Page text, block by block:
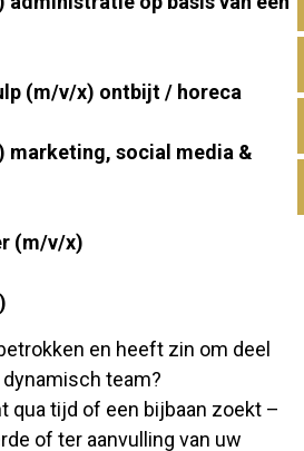
(m/v/x) ontbijt / horeca
marketing, social media &
(m/v/x)
en heeft zin om deel
team?
qua tijd of een bijbaan zoekt –
of ter aanvulling van uw